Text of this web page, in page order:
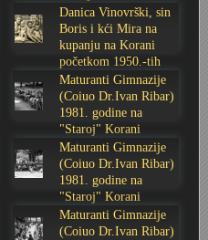
čavala Mustad-Karlovac
1966.
Korzu
Cinema
doma
Tolja (Denis&Denis) i Edi
1988. godine
- 1998.
1995.
godine
- Ratne godine
1991.
(Kopf) - utemeljen 1924.
zbornica - Igor Mihelić
Žunić
Sabolić
Danica Vinovrški, sin
Boris i kći Mira na
kupanju na Korani
početkom 1950.-tih
godina
Maturanti Gimnazije
(Coiuo Dr.Ivan Ribar)
1981. godine na
"Staroj" Korani
Maturanti Gimnazije
(Coiuo Dr.Ivan Ribar)
1981. godine na
"Staroj" Korani
Maturanti Gimnazije
(Coiuo Dr.Ivan Ribar)